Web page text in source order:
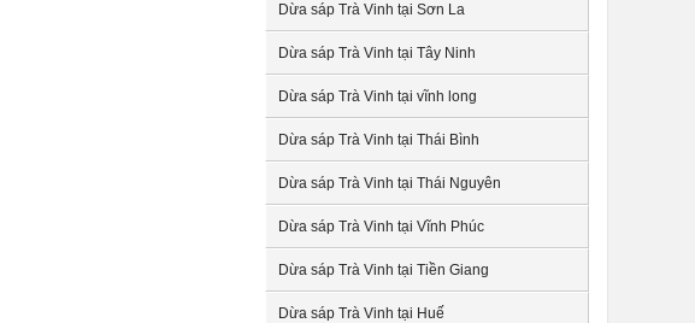
Dừa sáp Trà Vinh tại Sơn La
Dừa sáp Trà Vinh tại Tây Ninh
Dừa sáp Trà Vinh tại vĩnh long
Dừa sáp Trà Vinh tại Thái Bình
Dừa sáp Trà Vinh tại Thái Nguyên
Dừa sáp Trà Vinh tại Vĩnh Phúc
Dừa sáp Trà Vinh tại Tiền Giang
Dừa sáp Trà Vinh tại Huế